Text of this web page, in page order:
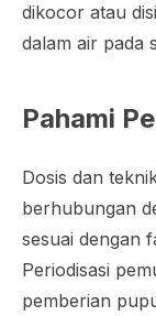
dikocor atau
dalam air pada
Pahami
Dosis dan
berhubungan
sesuai dengan
Periodisasi
pemberian